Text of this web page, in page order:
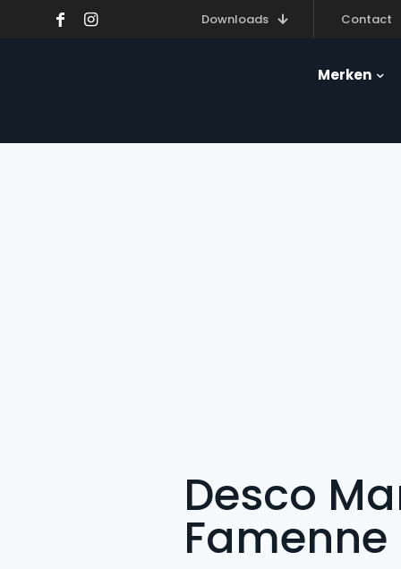
Downloads Contact
Merken
Desco
Famenne